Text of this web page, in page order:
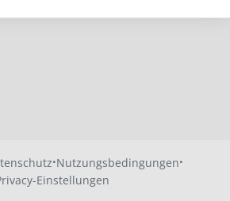
·Nutzungsbedingungen·
Einstellungen